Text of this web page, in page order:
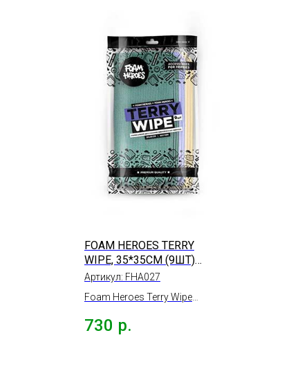
FOAM HEROES TERRY
WIPE, 35*35СМ (9ШТ)
300ГР/М2
Артикул: FHA027
Foam Heroes Terry Wipe
двусторонняя микрофибра
730 р.